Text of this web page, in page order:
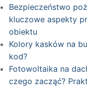
Bezpieczeństwo
kluczowe aspekty
obiektu
Kolory kasków na
kod?
Fotowoltaika na
czego zacząć?